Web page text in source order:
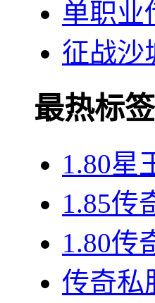
单职业
征战沙
最热标签
1.80星
1.85传
1.80传
传奇私